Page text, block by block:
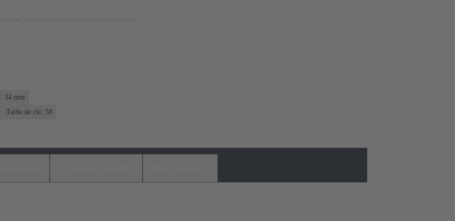
34 mm
Taille de clé: 50